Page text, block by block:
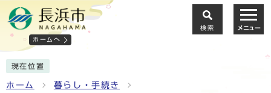
ホームへ
検索 メニュー
現在位置
ホーム 暮らし・手続き